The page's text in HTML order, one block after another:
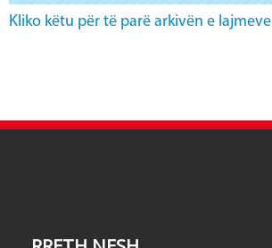
Kliko këtu për të parë arkivën e lajmeve